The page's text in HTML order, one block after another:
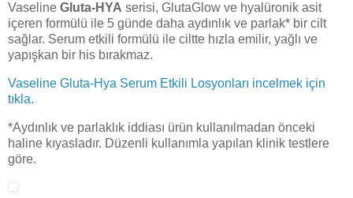
Vaseline Gluta-HYA serisi, GlutaGlow ve hyalüronik asit
içeren formülü ile 5 günde daha aydınlık ve parlak* bir cilt
sağlar. Serum etkili formülü ile ciltte hızla emilir, yağlı ve
yapışkan bir his bırakmaz.
Vaseline Gluta-Hya Serum Etkili Losyonları incelmek için
tıkla.
*Aydınlık ve parlaklık iddiası ürün kullanılmadan önceki
haline kıyasladır. Düzenli kullanımla yapılan klinik testlere
göre.